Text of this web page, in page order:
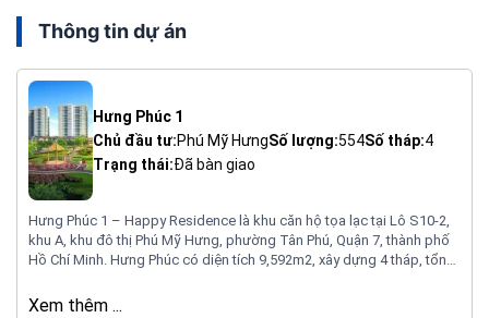
Thông tin dự án
Hưng Phúc 1
Chủ đầu tư:Phú Mỹ HưngSố lượng:554Số tháp:4
Trạng thái:Đã bàn giao
Hưng Phúc 1 – Happy Residence là khu căn hộ tọa lạc tại Lô S10-2,
khu A, khu đô thị Phú Mỹ Hưng, phường Tân Phú, Quận 7, thành phố
Hồ Chí Minh. Hưng Phúc có diện tích 9,592m2, xây dựng 4 tháp, tổng
93m2 và 13 shophouse.
Xem thêm ...